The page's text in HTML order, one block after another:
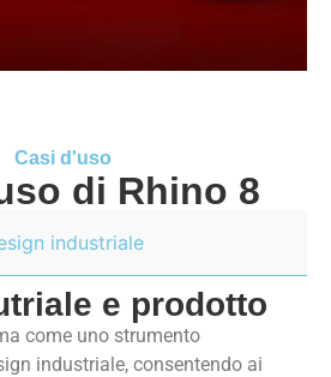
Casi d'uso
di Rhino 8
industriale
e prodotto
come uno strumento
industriale, consentendo ai